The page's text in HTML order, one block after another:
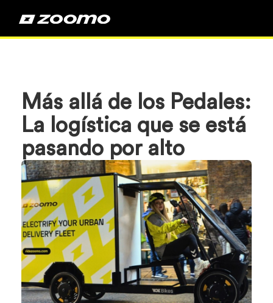
Más allá de los Pedales:
La logística que se está
pasando por alto